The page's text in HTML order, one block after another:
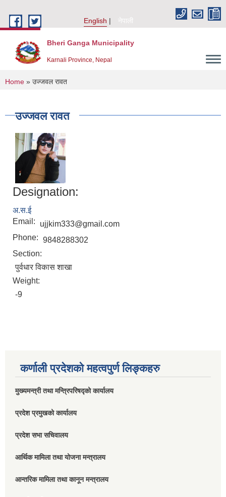
English
नेपाली
Bheri Ganga Municipality
Karnali Province, Nepal
You are here
Home » उज्जवल रावत
उज्जवल रावत
Designation:
अ.स.ई
Email:
ujjkim333@gmail.com
Phone: 9848288302
Section:
पुर्वधार विकास शाखा
Weight:
-9
कर्णाली प्रदेशको महत्वपुर्ण लिङ्कहरु
मुख्यमन्त्री तथा मन्त्रिपरिषद्को कार्यालय
प्रदेश प्रमुखको कार्यालय
प्रदेश सभा सचिवालय
आर्थिक मामिला तथा योजना मन्त्रालय
आन्तरिक मामिला तथा कानून मन्त्रालय